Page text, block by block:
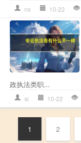
nx 10-22
政执法类职...
sl 10-22
1 2